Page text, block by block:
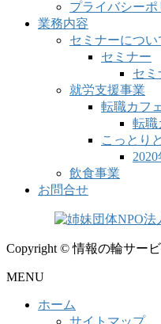
プライバシーポ
業務内容
セミナーについ
セミナー
セミ
就労支援事業
転職カフェ
転職
こっとり
飲食事業
お問合せ
Copyright © 情報の輪サー
MENU
ホーム
サイトマップ